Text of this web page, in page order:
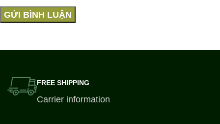
FREE SHIPPING
Carrier information